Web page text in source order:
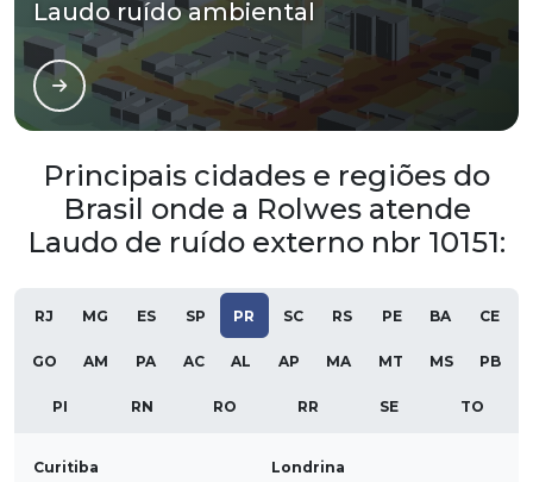
Laudo ruído ambiental
Principais cidades e regiões do
Brasil onde a Rolwes atende
Laudo de ruído externo nbr 10151:
RJ MG ES SP PR SC RS PE BA CE
GO AM PA AC AL AP MA MT MS PB
PI RN RO RR SE TO
Curitiba Londrina